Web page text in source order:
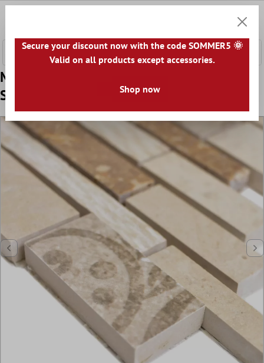
Mønster fra Keramikk Mosaikkfliser Mythos
Stang Grå Beige Terrakotta
Secure your discount now with the code SOMMER5 🌞
Valid on all products except accessories.
Shop now